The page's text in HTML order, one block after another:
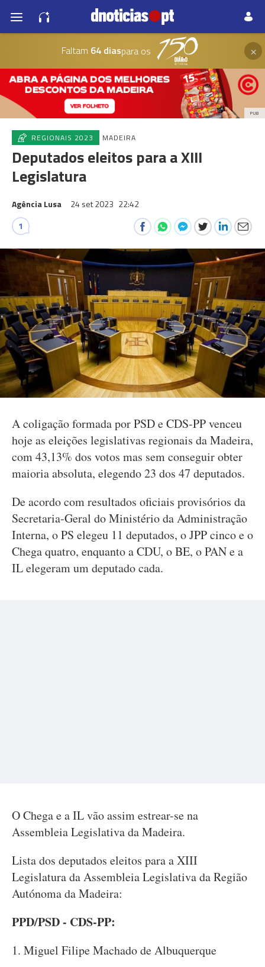
Faltam 64 diaspara os ×
PUB
REGIONAIS 2023 MADEIRA
Deputados eleitos para a XIII
Legislatura
Agência Lusa 24 set 2023 22:42
1
A coligação formada por PSD e CDS-PP venceu
hoje as eleições legislativas regionais da Madeira,
com 43,13% dos votos mas sem conseguir obter
maioria absoluta, elegendo 23 dos 47 deputados.
De acordo com resultados oficiais provisórios da
Secretaria-Geral do Ministério da Administração
Interna, o PS elegeu 11 deputados, o JPP cinco e o
Chega quatro, enquanto a CDU, o BE, o PAN e a
IL elegeram um deputado cada.
O Chega e a IL vão assim estrear-se na
Assembleia Legislativa da Madeira.
Lista dos deputados eleitos para a XIII
Legislatura da Assembleia Legislativa da Região
Autónoma da Madeira:
PPD/PSD - CDS-PP:
1. Miguel Filipe Machado de Albuquerque